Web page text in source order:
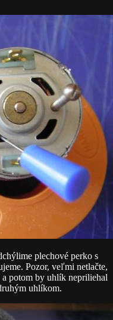
plechové perko s
Pozor, veľmi netlačte,
potom by uhlík nepriliehal
uhlíkom.